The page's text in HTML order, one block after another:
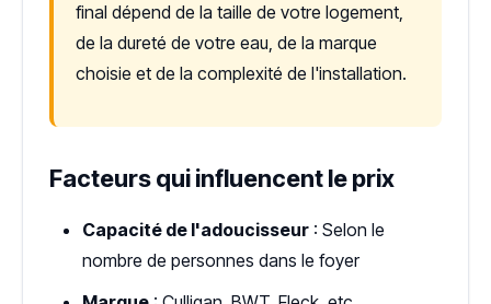
final dépend de la taille de votre logement,
de la dureté de votre eau, de la marque
choisie et de la complexité de l'installation.
Facteurs qui influencent le prix
Capacité de l'adoucisseur : Selon le
nombre de personnes dans le foyer